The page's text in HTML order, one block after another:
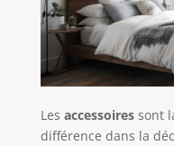
Les accessoiressont
différence dans la